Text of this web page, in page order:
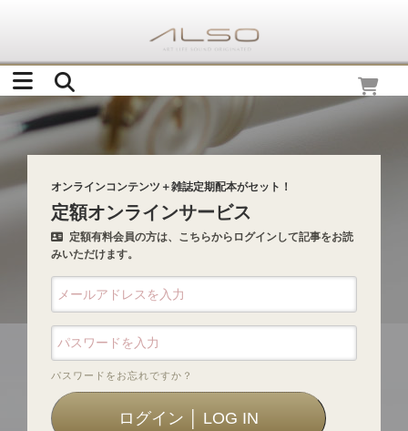
オンラインコンテンツ＋雑誌定期配本がセット！
定額オンラインサービス
定額有料会員の方は、こちらからログインして記事をお読
みいただけます。
パスワードをお忘れですか？